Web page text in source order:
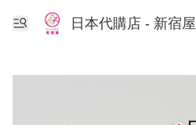
日本代購店 - 新宿屋